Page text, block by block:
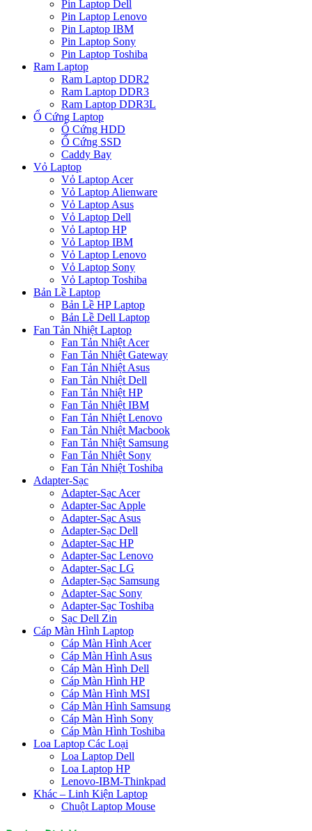
Pin Laptop Dell
Pin Laptop Lenovo
Pin Laptop IBM
Pin Laptop Sony
Pin Laptop Toshiba
Ram Laptop
Ram Laptop DDR2
Ram Laptop DDR3
Ram Laptop DDR3L
Ổ Cứng Laptop
Ổ Cứng HDD
Ổ Cứng SSD
Caddy Bay
Vỏ Laptop
Vỏ Laptop Acer
Vỏ Laptop Alienware
Vỏ Laptop Asus
Vỏ Laptop Dell
Vỏ Laptop HP
Vỏ Laptop IBM
Vỏ Laptop Lenovo
Vỏ Laptop Sony
Vỏ Laptop Toshiba
Bản Lề Laptop
Bản Lề HP Laptop
Bản Lề Dell Laptop
Fan Tản Nhiệt Laptop
Fan Tản Nhiệt Acer
Fan Tản Nhiệt Gateway
Fan Tản Nhiệt Asus
Fan Tản Nhiệt Dell
Fan Tản Nhiệt HP
Fan Tản Nhiệt IBM
Fan Tản Nhiệt Lenovo
Fan Tản Nhiệt Macbook
Fan Tản Nhiệt Samsung
Fan Tản Nhiệt Sony
Fan Tản Nhiệt Toshiba
Adapter-Sạc
Adapter-Sạc Acer
Adapter-Sạc Apple
Adapter-Sạc Asus
Adapter-Sạc Dell
Adapter-Sạc HP
Adapter-Sạc Lenovo
Adapter-Sạc LG
Adapter-Sạc Samsung
Adapter-Sạc Sony
Adapter-Sạc Toshiba
Sạc Dell Zin
Cáp Màn Hình Laptop
Cáp Màn Hình Acer
Cáp Màn Hình Asus
Cáp Màn Hình Dell
Cáp Màn Hình HP
Cáp Màn Hình MSI
Cáp Màn Hình Samsung
Cáp Màn Hình Sony
Cáp Màn Hình Toshiba
Loa Laptop Các Loại
Loa Laptop Dell
Loa Laptop HP
Lenovo-IBM-Thinkpad
Khác – Linh Kiện Laptop
Chuột Laptop Mouse